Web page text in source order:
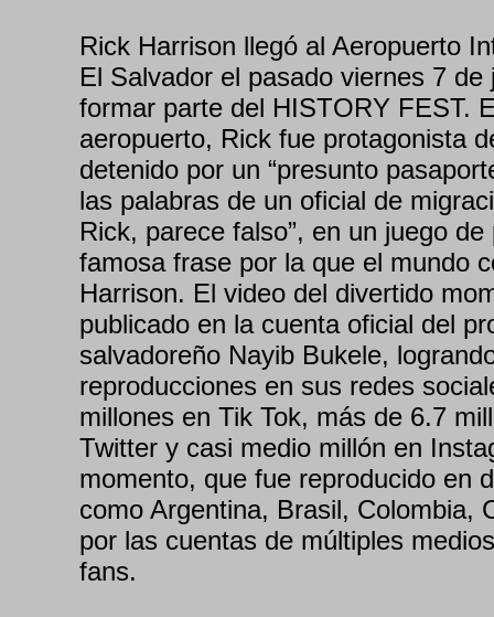
Rick Harrison llegó al Aeropuerto
El Salvador el pasado viernes 7 de
formar parte del HISTORY FEST.
aeropuerto, Rick fue protagonista
detenido por un “presunto
las palabras de un oficial de
Rick, parece falso”, en un juego
famosa frase por la que el mundo
Harrison. El video del divertido
publicado en la cuenta oficial del
salvadoreño Nayib Bukele,
reproducciones en sus redes
millones en Tik Tok, más de 6.7
Twitter y casi medio millón en
momento, que fue reproducido en
como Argentina, Brasil, Colombia,
por las cuentas de múltiples
fans.